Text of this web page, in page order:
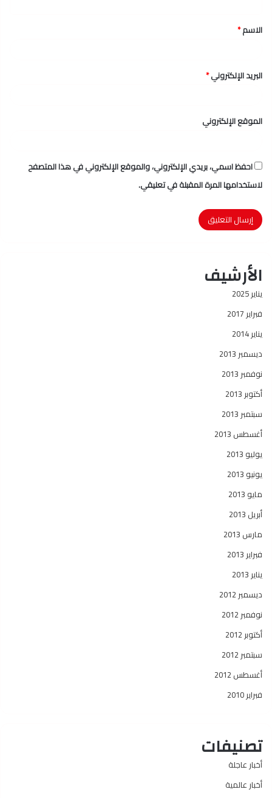
*
الاسم*
البريد الإلكتروني*
الموقع الإلكتروني
احفظ اسمي، بريدي الإلكتروني، والموقع الإلكتروني في هذا المتصفح
لاستخدامها المرة المقبلة في تعليقي.
الأرشيف
يناير 2025
فبراير 2017
يناير 2014
ديسمبر 2013
نوفمبر 2013
أكتوبر 2013
سبتمبر 2013
أغسطس 2013
يوليو 2013
يونيو 2013
مايو 2013
أبريل 2013
مارس 2013
فبراير 2013
يناير 2013
ديسمبر 2012
نوفمبر 2012
أكتوبر 2012
سبتمبر 2012
أغسطس 2012
فبراير 2010
تصنيفات
أخبار عاجلة
أخبار عالمية